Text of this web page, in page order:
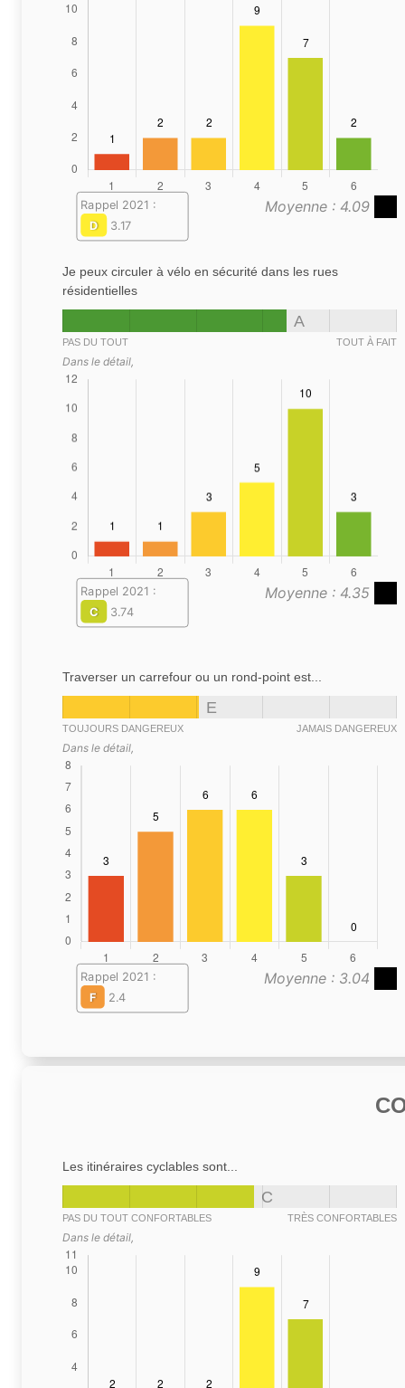
Moyenne : 4.09
Rappel 2021 :
D
3.17
Je peux circuler à vélo en sécurité dans les rues
résidentielles
A
PAS DU TOUT TOUT À FAIT
Dans le détail,
Moyenne : 4.35
Rappel 2021 :
C
3.74
Traverser un carrefour ou un rond-point est...
E
TOUJOURS DANGEREUX JAMAIS DANGEREUX
Dans le détail,
Moyenne : 3.04
Rappel 2021 :
F
2.4
Les itinéraires cyclables sont...
C
PAS DU TOUT CONFORTABLES TRÈS CONFORTABLES
Dans le détail,